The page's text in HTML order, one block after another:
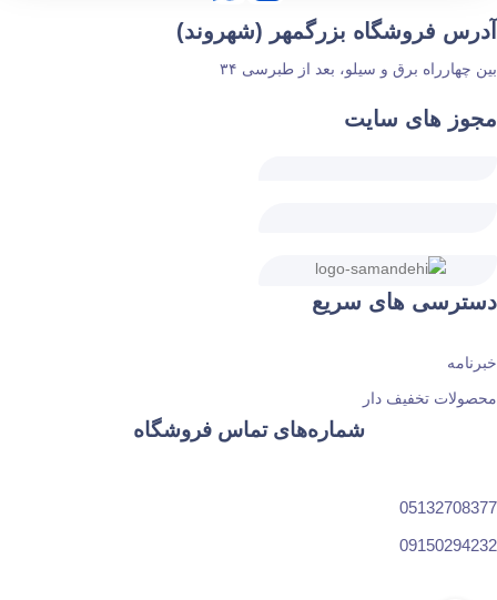
آدرس فروشگاه بزرگمهر (شهروند)
بین چهارراه برق و سیلو، بعد از طبرسی ۳۴
مجوز های سایت
دسترسی های سریع
خبرنامه
محصولات تخفیف دار
شماره‌های تماس فروشگاه
05132708377
09150294232